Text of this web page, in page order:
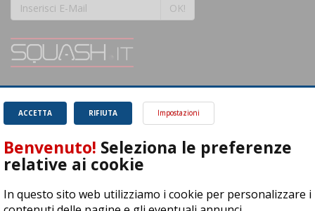
OK!
magnifico sport.
Leggi
RIFIUTA
ACCETTA Impostazioni
Benvenuto! Seleziona le preferenze
relative ai cookie
In questo sito web utilizziamo i cookie per personalizzare i
ASD Let's Sport - Via T. Olivelli 3, 25014 Castenedolo (BS) - P. Iva: